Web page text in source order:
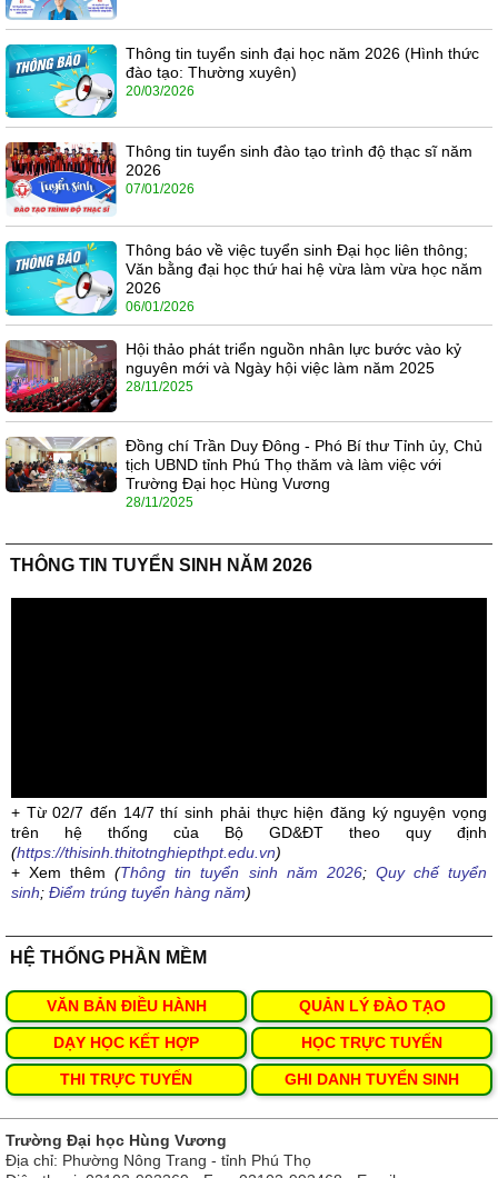
Thông tin tuyển sinh đại học năm 2026 (Hình thức
đào tạo: Thường xuyên)
20/03/2026
Thông tin tuyển sinh đào tạo trình độ thạc sĩ năm
2026
07/01/2026
Thông báo về việc tuyển sinh Đại học liên thông;
Văn bằng đại học thứ hai hệ vừa làm vừa học năm
2026
06/01/2026
Hội thảo phát triển nguồn nhân lực bước vào kỷ
nguyên mới và Ngày hội việc làm năm 2025
28/11/2025
Đồng chí Trần Duy Đông - Phó Bí thư Tỉnh ủy, Chủ
tịch UBND tỉnh Phú Thọ thăm và làm việc với
Trường Đại học Hùng Vương
28/11/2025
THÔNG TIN TUYỂN SINH NĂM 2026
+ Từ 02/7 đến 14/7 thí sinh phải thực hiện đăng ký nguyện vọng
trên hệ thống của Bộ GD&ĐT theo quy định
(https://thisinh.thitotnghiepthpt.edu.vn)
+ Xem thêm(Thông tin tuyển sinh năm 2026; Quy chế tuyển
sinh; Điểm trúng tuyển hàng năm)
HỆ THỐNG PHẦN MỀM
VĂN BẢN ĐIỀU HÀNH QUẢN LÝ ĐÀO TẠO
DẠY HỌC KẾT HỢP HỌC TRỰC TUYẾN
THI TRỰC TUYẾN GHI DANH TUYỂN SINH
Trường Đại học Hùng Vương
Địa chỉ: Phường Nông Trang - tỉnh Phú Thọ